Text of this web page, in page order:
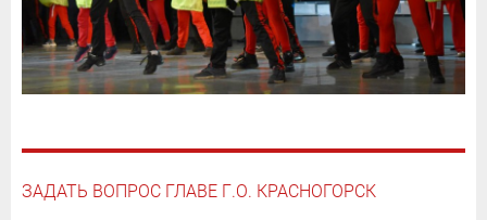
ЗАДАТЬ ВОПРОС ГЛАВЕ Г.О. КРАСНОГОРСК